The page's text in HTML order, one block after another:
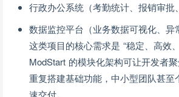
行政办公系统（考勤统计、报销审批
数据监控平台（业务数据可视化、异
这类项目的核心需求是 “稳定、高效
ModStart 的模块化架构可让开发者
重复搭建基础功能，中小型团队甚至
速交付。